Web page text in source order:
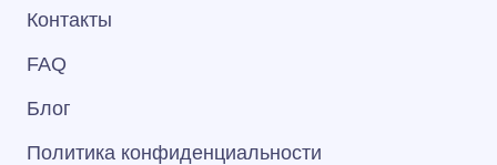
Контакты
FAQ
Блог
Политика конфиденциальности